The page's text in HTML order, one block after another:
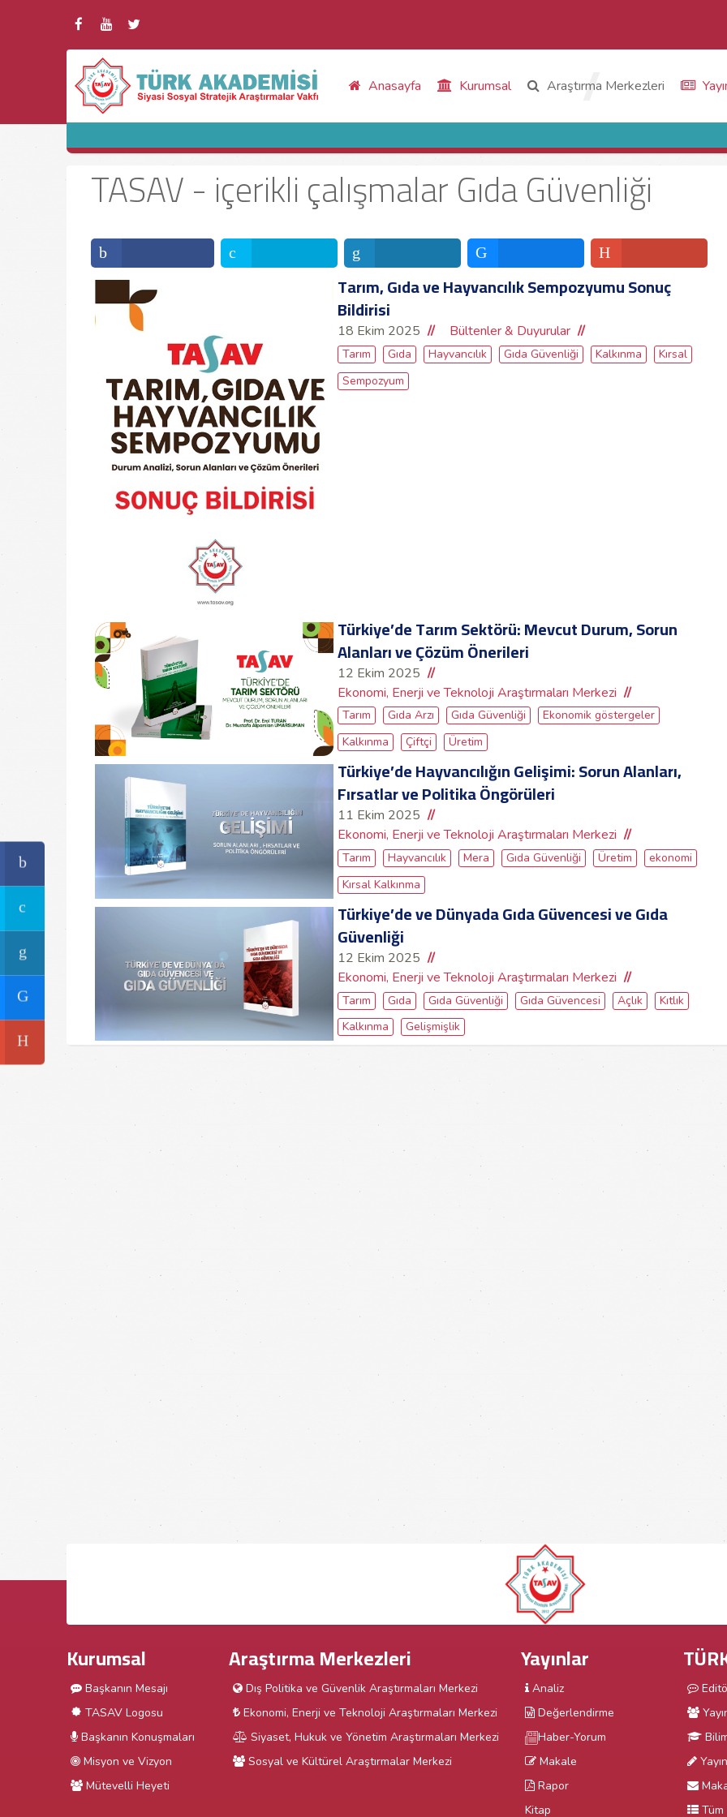
Anasayfa Kurumsal Araştırma Merkezleri
TASAV - içerikli çalışmalar Gıda Güvenliği
Tarım, Gıda ve Hayvancılık Sempozyumu Sonuç
Bildirisi
18 Ekim 2025 Bültenler & Duyurular
Tarım Gıda Hayvancılık Gıda Güvenliği Kalkınma
Kırsal
Sempozyum
Türkiye’de Tarım Sektörü: Mevcut Durum, Sorun
Alanları ve Çözüm Önerileri
12 Ekim 2025
Ekonomi, Enerji ve Teknoloji Araştırmaları Merkezi
Tarım Gıda Arzı Gıda Güvenliği
Ekonomik göstergeler
Kalkınma
Çiftçi Üretim
Türkiye’de Hayvancılığın Gelişimi: Sorun Alanları,
Fırsatlar ve Politika Öngörüleri
11 Ekim 2025
Ekonomi, Enerji ve Teknoloji Araştırmaları Merkezi
Tarım Hayvancılık Mera Gıda Güvenliği Üretim
ekonomi
Kırsal Kalkınma
Türkiye’de ve Dünyada Gıda Güvencesi ve Gıda
Güvenliği
12 Ekim 2025
Ekonomi, Enerji ve Teknoloji Araştırmaları Merkezi
Tarım Gıda Gıda Güvenliği Gıda Güvencesi Açlık
Kıtlık
Kalkınma
Gelişmişlik
Kurumsal
Başkanın Mesajı
TASAV Logosu
Başkanın Konuşmaları
Misyon ve Vizyon
Mütevelli Heyeti
Araştırma Merkezleri
Dış Politika ve Güvenlik Araştırmaları Merkezi
Ekonomi, Enerji ve Teknoloji Araştırmaları Merkezi
Siyaset, Hukuk ve Yönetim Araştırmaları Merkezi
Sosyal ve Kültürel Araştırmalar Merkezi
Yayınlar
Analiz
Değerlendirme
Haber-Yorum
Makale
Rapor
Kitap
Tüm